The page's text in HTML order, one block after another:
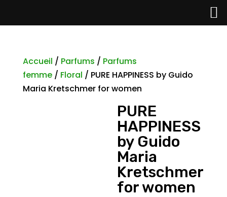
Accueil / Parfums / Parfums
femme/ Floral / PURE HAPPINESS by Guido
Maria Kretschmer for women
PURE
HAPPINESS
by Guido
Maria
Kretschmer
for women